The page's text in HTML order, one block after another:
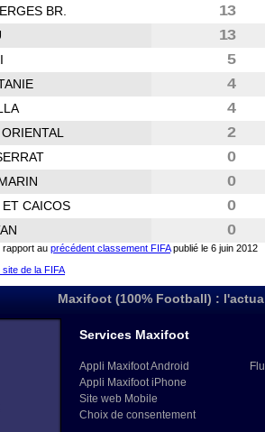
BR.
13
13
5
4
4
2
0
0
CAICOS
0
0
rapport au précédent classement FIFApublié le 6 juin 2012
de la FIFA
Maxifoot (100% Football) :
Services Maxifoot
Appli Maxifoot Android
Appli Maxifoot iPhone
Site web Mobile
Choix de consentement